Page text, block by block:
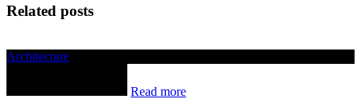
Related posts
Architecture
Read more